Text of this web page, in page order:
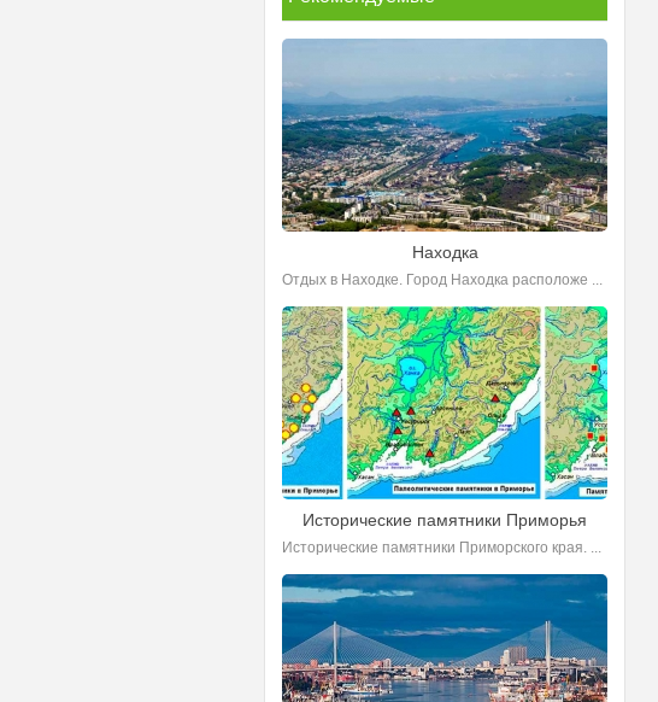
Находка
Отдых в Находке. Город Находка расположе ...
Исторические памятники Приморья
Исторические памятники Приморского края. ...